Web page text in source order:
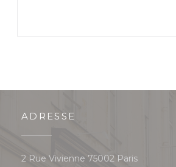
ADRESSE
2 Rue Vivienne 75002 Paris((ouvre